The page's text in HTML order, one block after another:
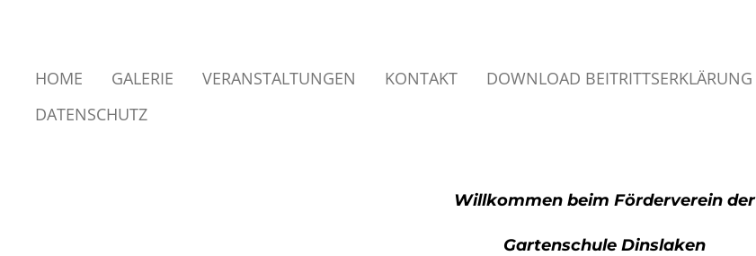
springen
HOME GALERIE VERANSTALTUNGEN KONTAKT DOWNLOAD BEITRITTSERKLÄRUNG
DATENSCHUTZ
Willkommen beim Förderverein der
Gartenschule Dinslaken